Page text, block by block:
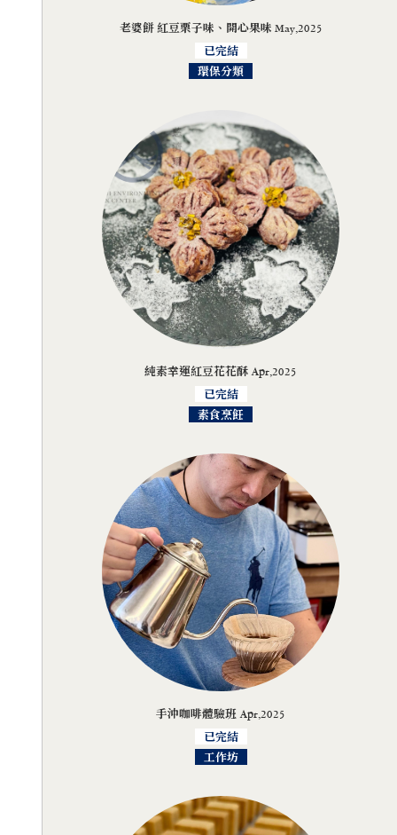
老婆餅 紅豆栗子味、開心果味 May,2025
已完結
環保分類
純素幸運紅豆花花酥 Apr,2025
已完結
素食烹飪
手沖咖啡體驗班 Apr,2025
已完結
工作坊